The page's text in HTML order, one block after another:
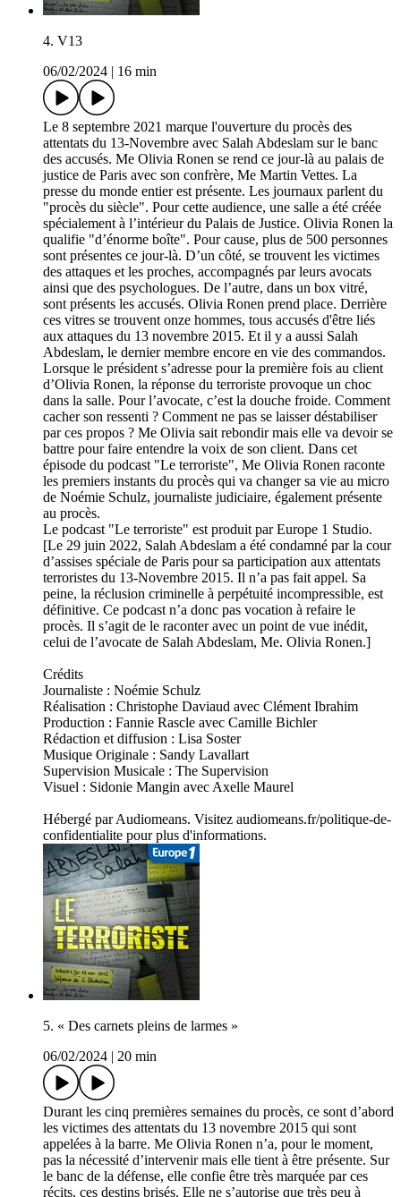
4. V13
06/02/2024
16 min
Le 8 septembre 2021 marque l'ouverture du procès des
attentats du 13-Novembre avec Salah Abdeslam sur le banc
des accusés. Me Olivia Ronen se rend ce jour-là au palais de
justice de Paris avec son confrère, Me Martin Vettes. La
presse du monde entier est présente. Les journaux parlent du
"procès du siècle". Pour cette audience, une salle a été créée
spécialement à l’intérieur du Palais de Justice. Olivia Ronen la
qualifie "d’énorme boîte". Pour cause, plus de 500 personnes
sont présentes ce jour-là. D’un côté, se trouvent les victimes
des attaques et les proches, accompagnés par leurs avocats
ainsi que des psychologues. De l’autre, dans un box vitré,
sont présents les accusés. Olivia Ronen prend place. Derrière
ces vitres se trouvent onze hommes, tous accusés d'être liés
aux attaques du 13 novembre 2015. Et il y a aussi Salah
Abdeslam, le dernier membre encore en vie des commandos.
Lorsque le président s’adresse pour la première fois au client
d’Olivia Ronen, la réponse du terroriste provoque un choc
dans la salle. Pour l’avocate, c’est la douche froide. Comment
cacher son ressenti ? Comment ne pas se laisser déstabiliser
par ces propos ? Me Olivia sait rebondir mais elle va devoir se
battre pour faire entendre la voix de son client. Dans cet
épisode du podcast "Le terroriste", Me Olivia Ronen raconte
les premiers instants du procès qui va changer sa vie au micro
de Noémie Schulz, journaliste judiciaire, également présente
au procès.
Le podcast "Le terroriste" est produit par Europe 1 Studio.
[Le 29 juin 2022, Salah Abdeslam a été condamné par la cour
d’assises spéciale de Paris pour sa participation aux attentats
terroristes du 13-Novembre 2015. Il n’a pas fait appel. Sa
peine, la réclusion criminelle à perpétuité incompressible, est
définitive. Ce podcast n’a donc pas vocation à refaire le
procès. Il s’agit de le raconter avec un point de vue inédit,
celui de l’avocate de Salah Abdeslam, Me. Olivia Ronen.]
Crédits
Journaliste : Noémie Schulz
Réalisation : Christophe Daviaud avec Clément Ibrahim
Production : Fannie Rascle avec Camille Bichler
Rédaction et diffusion : Lisa Soster
Musique Originale : Sandy Lavallart
Supervision Musicale : The Supervision
Visuel : Sidonie Mangin avec Axelle Maurel
Hébergé par Audiomeans. Visitez audiomeans.fr/politique-de-
confidentialite pour plus d'informations.
5. « Des carnets pleins de larmes »
06/02/2024
20 min
Durant les cinq premières semaines du procès, ce sont d’abord
les victimes des attentats du 13 novembre 2015 qui sont
appelées à la barre. Me Olivia Ronen n’a, pour le moment,
pas la nécessité d’intervenir mais elle tient à être présente. Sur
le banc de la défense, elle confie être très marquée par ces
récits, ces destins brisés. Elle ne s’autorise que très peu à